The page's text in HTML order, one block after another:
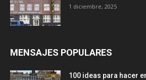
1 diciembre, 2025
MENSAJES POPULARES
100 ideas para hacer